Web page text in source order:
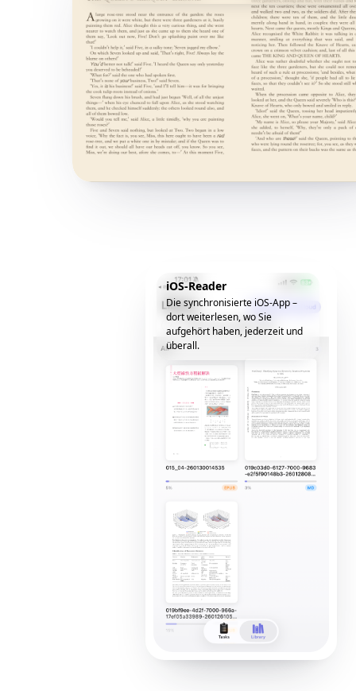
iOS-Reader
Die synchronisierte iOS-App –
dort weiterlesen, wo Sie
aufgehört haben, jederzeit und
überall.